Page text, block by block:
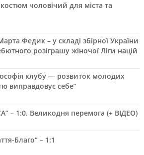
чоловічий для міста та
Федик – у складі збірної України
розіграшу жіночої Ліги націй
клубу — розвиток молодих
виправдовує себе”
– 1:0. Великодня перемога (+ ВІДЕО)
Благо” – 1:1